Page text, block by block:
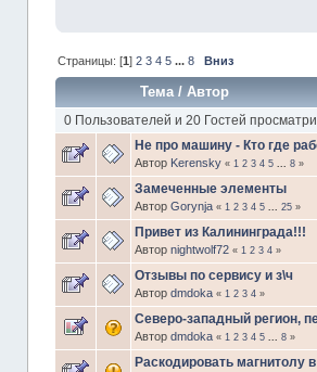
Страницы: [1] 2 3 4 5 ... 8 Вниз
Тема/ Автор
0 Пользователей и 20 Гостей
Не про машину - Кто где
Автор Kerensky « 1 2 3 4 5 ... 8»
Замеченные элементы
Автор Gorynja « 1 2 3 4 5 ... 25»
Привет из Калининграда!!!
Автор nightwolf72 « 1 2 3 4»
Отзывы по сервису и з\ч
Автор dmdoka « 1 2 3 4»
Северо-западный регион,
Автор dmdoka « 1 2 3 4 5 ... 8»
Раскодировать магнитолу